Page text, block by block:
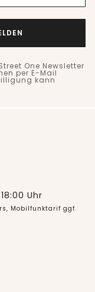
One Newsletter
per E-Mail
kann
Uhr
Mobilfunktarif ggf.